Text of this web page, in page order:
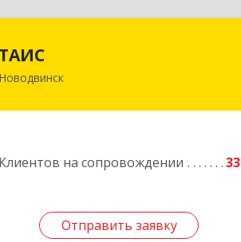
ТАИС
Новодвинск
Клиентов на сопровождении 33
Отправить заявку
Подробнее
Отправить заявку